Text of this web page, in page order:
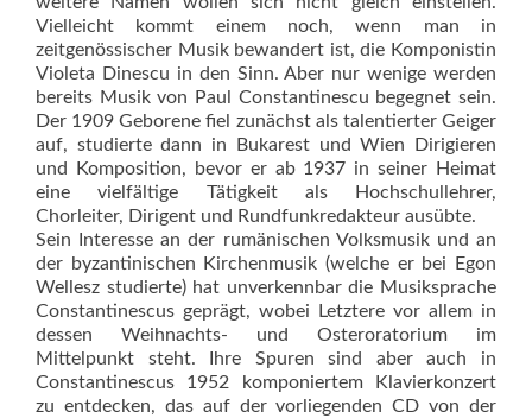
Vielleicht kommt einem noch, wenn man in
zeitgenössischer Musik bewandert ist, die Komponistin
Violeta Dinescu in den Sinn. Aber nur wenige werden
bereits Musik von Paul Constantinescu begegnet sein.
Der 1909 Geborene fiel zunächst als talentierter Geiger
auf, studierte dann in Bukarest und Wien Dirigieren
und Komposition, bevor er ab 1937 in seiner Heimat
eine vielfältige Tätigkeit als Hochschullehrer,
Chorleiter, Dirigent und Rundfunkredakteur ausübte.
Sein Interesse an der rumänischen Volksmusik und an
der byzantinischen Kirchenmusik (welche er bei Egon
Wellesz studierte) hat unverkennbar die Musiksprache
Constantinescus geprägt, wobei Letztere vor allem in
dessen Weihnachts- und Osteroratorium im
Mittelpunkt steht. Ihre Spuren sind aber auch in
Constantinescus 1952 komponiertem Klavierkonzert
zu entdecken, das auf der vorliegenden CD von der